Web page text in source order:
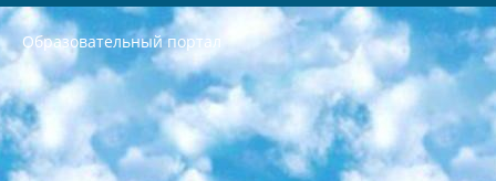
Образовательный портал
РЕСПУБЛИКА УЗБЕКИСТАН МИНИСТРЕРСТВО ДОШКОЛЬНОГО И ШКОЛЬНОГО ОБРАЗОВАНИЯ КОМАНДА в общеобразовательных учреждениях в 2023-2024 учебном году организация и проведение итоговой государственной аттестации обучающихся о Министра дошкольного и школьного образования Республики Узбекистан от 4 марта 2008 года (постановлением Минюста от 20 марта 2008 года № 1778 государственной регистрации) «Итоговое состояние учащихся общего среднего образования на основании положения об утверждении положения об аттестации общего среднего образования выпускной экзамен студентов в образовательных учреждениях в 2023-2024 учебном году В целях организации и прохождения аттестации приказываю: 1. Следующее: перечень предметов, по которым будет проводиться итоговая государственная аттестация и экзамен формы перевода согласно приложению 1; сертификаты международного образца, оценивающие уровень владения иностранными языками перечень согласно приложению 2; 2. Педагогический при специализированных образовательных учреждениях. научно-практический центр квалификации и международной оценки (Д.Давидова) 2024 г. До 25 марта: задания по предметам, по которым будет проводиться итоговая аттестация разработка и утверждение технических условий; итоговая аттестация на основании разработанного предметного задания разработка вопросов по предметам (устно и письменно), экзамен передача; общеобразовательные средние школы и специальные учебные заведения учащиеся выпускных классов школ и интернатов в агентской системе подготовка базы данных экзаменационных материалов и критериев оценки; перевод базы экзаменационных материалов на все языки обучения подать в Республиканский образовательный центр для изготовления; варианты экзаменов на основе разработанных контрольных материалов пусть будут поставлены задачи формирования. 3. Республиканский образовательный центр (Ш.Худайкулов) до 5 апреля 2024 года. до: база данных предоставленных экзаменационных материалов на все языки обучения перевод и экспертиза; для слепых, слабовидящих, глухих, слабослышащих и умственно отсталых детей учащиеся выпускных классов специализированных школ и школ-интернатов база данных экзаменационных материалов на всех преподаваемых языках подготовка критериев оценки; специализированные школы для умственно отсталых детей и технологии для учащихся выпускных классов школ-интернатов разработка соответствующих рекомендаций и критериев проведения ЕГЭ по естествознанию давать задания. 4. Педагогический при специализированных образовательных учреждениях. Научно-практический центр навыков и международной оценки (Д.Давидова), Республика образовательный центр (Худайкулов Ш.) итоговый государственный аттестационный экзамен ориентирован на творческое и логическое мышление при подготовке базы материалов учитывать введение заданий. 5. Следует отметить, что: сертификат государственного образца о знании общеобразовательного предмета и как минимум национальный уровень B1 по предметам на иностранных языках, указанным в Приложении 2. или международно признанный сертификат эквивалентного уровня студенты, изучающие определенный предмет, освобождаются от экзамена; по соответствующим предметам запланирована итоговая государственная аттестация за день до дня, путем жеребьевки Рабочей группой (в письменной форме по предметам, проводимым в форме) из числа сформированных вариантов выбрано 2 варианта; 2 выбранных варианта экзамена анонсированы на официальном сайте министерства и все выпускники по всей стране на основе этих вариантов проводит итоговую государственную аттестацию. 6. Государственное образование учащихся средних общеобразовательных учреждений. знания в соответствии с квалификационными требованиями, которые необходимо приобрести на основании стандартов итоговый (выпускной) контроль для 9 и 11 классов в целях тестирования Экзамены (далее – экзамены) состоят из предметов, перечисленных в приложении 1. будет сделано. 7. Экзамены пройдут с 26 мая по 15 июня 2024 г. (кроме науки физического воспитания). 8. Физическая для учащихся 9 классов общесредних образовательных учреждений. Экзамены по предмету «Образование, квалификация медицина» 1-6 мая 2024 года. сотрудники перевести под присмотр (с отклонениями в физическом или умственном развитии) специализированная школа для детей, школы-интернаты и со сколиозом школы-интернаты санаторного типа для больных детей исключены). 9. Он был слепым, слабовидящим и имел нарушения опорно-двигательного аппарата. экзамены в специализированных школах и интернатах для детей должны проводиться исходя из требований, предъявляемых к общеобразовательным учреждениям (физкультура кроме науки). 10. Специализированная школа для глухих и слабослышащих детей. и экзамены в интернатах и быть реализован в виде письменного теста по математике. 11. Специальность для умственно отсталых детей. Для 9 класса Родной язык и литературное письмо Государственный язык (язык обучения – узбекский). для неклассов) написано Математическое письмо Письменная/устная история Узбекистана Физическое воспитание практично Итоговый контроль Для 11 класса Написание родного языка и литературы (эссе) Математическое письмо Узбекский язык (обучение на узбекском языке) не посещающее общее среднее образование для учреждений)/Образовательное учреждение выбор письменный и устный Иностранный язык письменный/устный Письменная/устная история Узбекистана *По выбору студента:  Химия  Физика  Основы государственного права  География 10 бесплатных образовательных ресурсов - Мы составили подборку онлайн-проектов с интерактивными упражнениями, видеолекциями и статьями. Они помогут вам обрести новые и освежить старые знания бесплатно. 1. «ИНТУИТ» Старейшая образовательная площадка Рунета. Здесь вы найдёте сотни текстовых и видеокурсов на десятки различных тем — от программирования до психологии. Многие курсы подготовлены российскими университетами и крупными международными компаниями вроде Intel и Microsoft. Самостоятельное обучение бесплатное, но желающие могут оплатить услуги персональных наставников. 2. «Смартия» знакомит с актуальными профессиями и подсказывает, как им обучаться. Выбрав заинтересовавшую вас специальность — SMM-специалист, фотограф, веб-дизайнер или другую, — увидите список необходимых для неё умений. Чтобы вы могли освоить их самостоятельно, для каждого умения площадка отображает подборку ссылок на учебные материалы. Хотя «Смартия» ориентируется на русскоязычную аудиторию, часть контента всё же доступна только на английском. 3. «Лекторий Физтеха» Проект Московского физико-технического института (Физтеха). С его помощью вы можете смотреть онлайн серии лекций, записанные на видео в этом вузе. В числе доступных предметов — физика, биология, химия, информационные технологии и другие. К некоторым лекциям администрация ресурса прилагает готовые конспекты, которые можно скачивать в PDF-формате. 4. ITMOcourses Онлайн-площадка Санкт-Петербургского национального исследовательского университета информационных технологий, механики и оптики (ИТМО). Ресурс предоставляет свободный доступ к курсам, разработанным в этом вузе. Каталог материалов разбит на четыре категории: «Оптические системы и технологии», «Приборостроение и робототехника», «Информационные технологии» и «Биотехнологии». Курсы состоят из видеолекций, интерактивных демонстраций и заданий. 5. «КиберЛенинка» Электронная научная библиотека открытого доступа. Каталог площадки регулярно обрастает текстами статей из различных научных изданий. Сгруппированные по журналам и рубрикам публикации можно читать онлайн или скачивать целиком в PDF-формате. Проект нацелен на популяризацию науки за счёт открытого доступа к качественной информации. 6. «ПостНаука» На этом ресурсе публикуют подборки видеолекций, составленные экспертами из разных отраслей и объединённые общими темами. Среди них, к примеру, есть серии «Биоинформатика и геномика», «Культура средневековой Скандинавии» и Cinema Studies о теории кино. Каждая подборка лекций — логически связанная история, рассказанная экспертом от первого лица. Кроме того, на сайте появляются научно-образовательные статьи и тесты на разные темы. 7. «Newочём» Команда проекта «Newочём» отбирает самые интересные тексты из англоязычных СМИ и переводит те из них, за которые голосуют участники сообщества «ВКонтакте». По большей части это научно-популярные статьи. Редакторы придумывают лишь заголовки, в остальном содержание переводов соответствует оригиналам. Полные тексты можно читать прямо в социальной сети. 8. InternetUrok Онлайн-база материалов по основным дисциплинам школьной программы. Информация на сайте структурирована по классам, предметам и темам (урокам). Каждый урок состоит из видеолекций и конспектов. Есть также интерактивные тренажёры и тесты для закрепления пройденного материала. Даже если вы давно окончили школу, возможность повторить программу старших классов всегда может пригодиться. 9. Edutainme Ещё один ресурс об образовании. В отличие от Newtonew, как мне кажется, Edutainme больше ориентируется на представителей индустрии: педагогов, предпринимателей, разработчиков образовательных проектов. Но и любой, кто просто стремится к саморазвитию, найдёт на сайте много полезного и интересного для себя. Например, информацию о новых курсах и образовательных сервисах. 10. Newtonew Онлайн-медиа об образовании и обучении в широком смысле. Авторы Newtonew пишут об инструментах, заведениях, тактиках и стратегиях, которые помогают учить других и получать новые знания самостоятельно. На этой площадке вы найдёте новости, обзоры, аналитические мат